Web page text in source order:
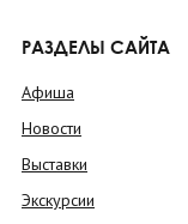
РАЗДЕЛЫ САЙТА
Афиша
Новости
Выставки
Экскурсии